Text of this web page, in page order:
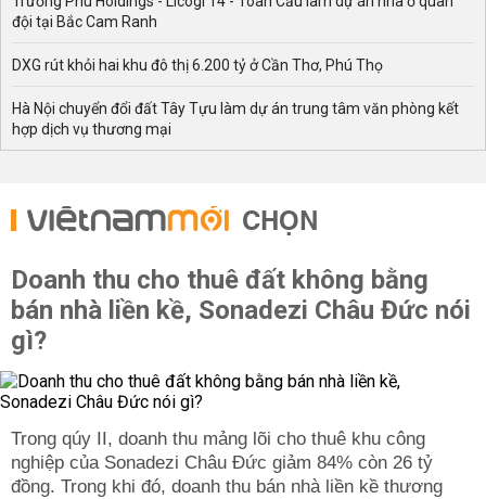
đội tại Bắc Cam Ranh
DXG rút khỏi hai khu đô thị 6.200 tỷ ở Cần Thơ, Phú Thọ
Hà Nội chuyển đổi đất Tây Tựu làm dự án trung tâm văn phòng kết
hợp dịch vụ thương mại
CHỌN
Doanh thu cho thuê đất không bằng
bán nhà liền kề, Sonadezi Châu Đức nói
gì?
Trong qúy II, doanh thu mảng lõi cho thuê khu công
nghiệp của Sonadezi Châu Đức giảm 84% còn 26 tỷ
đồng. Trong khi đó, doanh thu bán nhà liền kề thương